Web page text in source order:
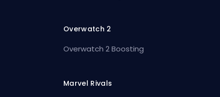
Overwatch 2
Overwatch 2 Boosting
Marvel Rivals